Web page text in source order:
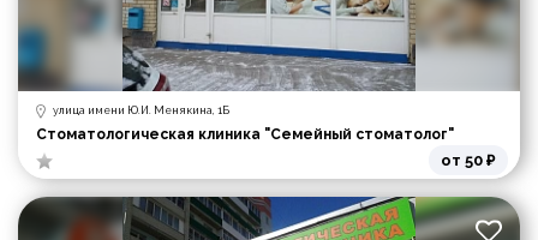
улица имени Ю.И. Менякина, 1Б
Стоматологическая клиника "Семейный стоматолог"
от 50 ₽